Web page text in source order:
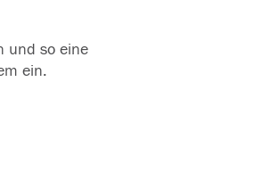
und so eine
ein.